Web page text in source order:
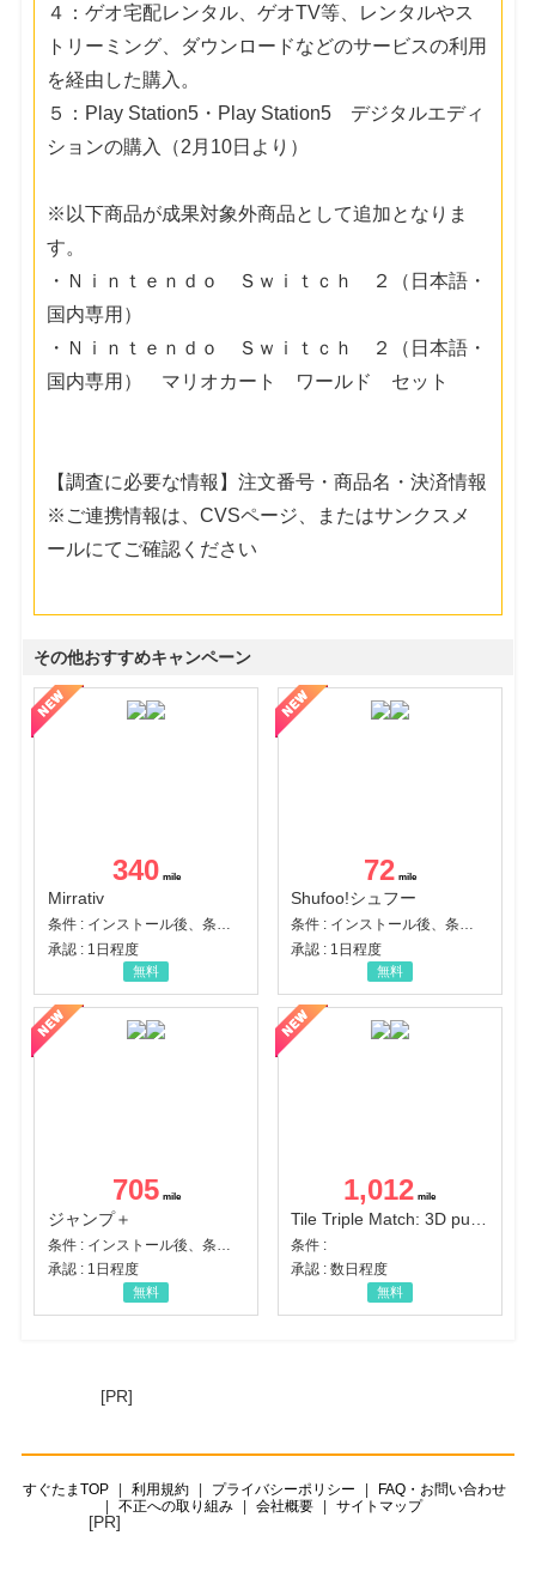
４：ゲオ宅配レンタル、ゲオTV等、レンタルやス
トリーミング、ダウンロードなどのサービスの利用
を経由した購入。
５：Play Station5・Play Station5 デジタルエディ
ションの購入（2月10日より）
※以下商品が成果対象外商品として追加となりま
す。
・Ｎｉｎｔｅｎｄｏ Ｓｗｉｔｃｈ ２（日本語・
国内専用）
・Ｎｉｎｔｅｎｄｏ Ｓｗｉｔｃｈ ２（日本語・
国内専用） マリオカート ワールド セット
【調査に必要な情報】注文番号・商品名・決済情報
※ご連携情報は、CVSページ、またはサンクスメ
ールにてご確認ください
その他おすすめキャンペーン
340
Mirrativ
条件 : インストール後、条件達成
承認 : 1日程度
無料
72
Shufoo!シュフー
条件 : インストール後、条件達成
承認 : 1日程度
無料
705
ジャンプ＋
承認 : 1日程度
無料
1,012
条件 :
承認 : 数日程度
無料
[PR]
すぐたまTOP 利用規約 プライバシーポリシー
FAQ・お問い合わせ
不正への取り組み
会社概要 サイトマップ
[PR]